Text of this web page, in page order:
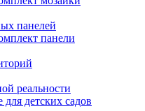
панелей
панели
реальности
детских садов